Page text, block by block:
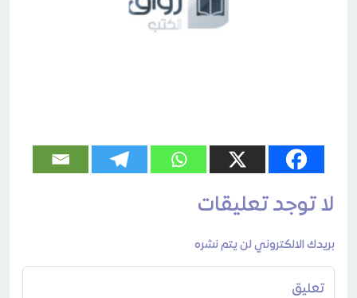
لا توجد تعليقات
بريدك الالكتروني لن يتم نشره
تعليق